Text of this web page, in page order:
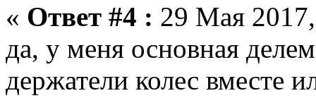
« Ответ #4 : 29 Мая
да, у меня основная
держатели колес вместе